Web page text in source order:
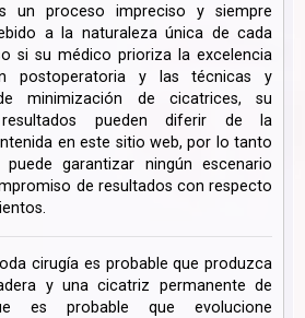
un proceso impreciso y siempre
a la naturaleza única de cada
si su médico prioriza la excelencia
postoperatoria y las técnicas y
minimización de cicatrices, su
pueden diferir de la
en este sitio web, por lo tanto
garantizar ningún escenario
de resultados con respecto
cirugía es probable que produzca
y una cicatriz permanente de
es probable que evolucione